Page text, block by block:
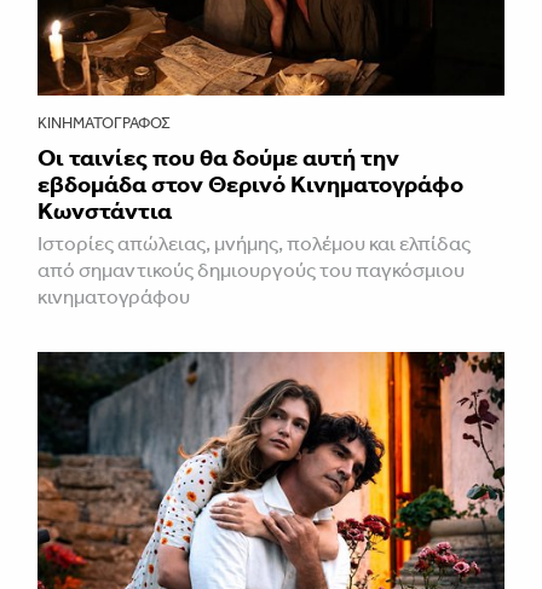
ΚΙΝΗΜΑΤΟΓΡΆΦΟΣ
Οι ταινίες που θα δούμε αυτή την
εβδομάδα στον Θερινό Κινηματογράφο
Κωνστάντια
Ιστορίες απώλειας, μνήμης, πολέμου και ελπίδας
από σημαντικούς δημιουργούς του παγκόσμιου
κινηματογράφου